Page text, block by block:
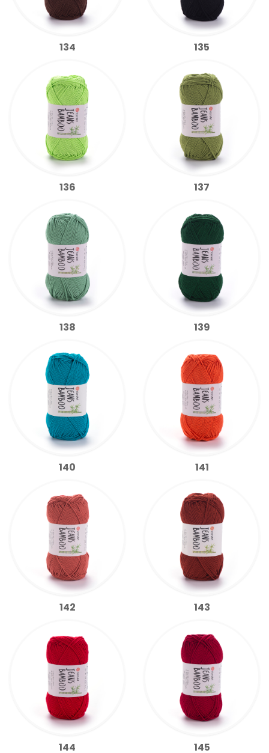
134 135
136 137
138 139
140 141
142 143
144 145